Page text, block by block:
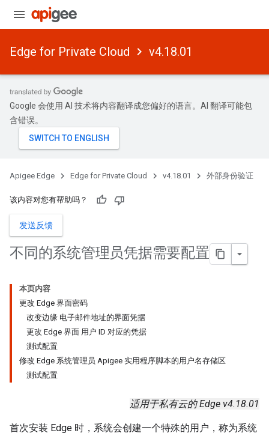
Edge for Private Cloud v4.18.01
Google 会使用 AI 技术将内容翻译成您偏好的语言。AI 翻译可能包
含错误。
Apigee Edge Edge for Private Cloud v4.18.01 外部身份验证
该内容对您有帮助吗？
发送反馈
不同的系统管理员凭据需要配置
本页内容
更改 Edge 界面密码
改变边缘 电子邮件地址的界面凭据
更改 Edge 界面 用户 ID 对应的凭据
测试配置
修改 Edge 系统管理员 Apigee 实用程序脚本的用户名存储区
测试配置
适用于私有云的 Edge v4.18.01
首次安装 Edge 时，系统会创建一个特殊的用户，称为系统